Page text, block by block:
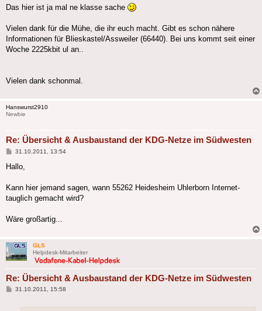
Das hier ist ja mal ne klasse sache
Vielen dank für die Mühe, die ihr euch macht. Gibt es schon nähere
Informationen für Blieskastel/Assweiler (66440). Bei uns kommt seit einer
Woche 2225kbit ul an..
Vielen dank schonmal.
Hanswurst2910
Newbie
Re: Übersicht & Ausbaustand der KDG-Netze im Südwesten
Beitrag
31.10.2011, 13:54
Hallo,
Kann hier jemand sagen, wann 55262 Heidesheim Uhlerborn Internet-
tauglich gemacht wird?
Wäre großartig...
GLS
Helpdesk-Mitarbeiter
Re: Übersicht & Ausbaustand der KDG-Netze im Südwesten
Beitrag
31.10.2011, 15:58